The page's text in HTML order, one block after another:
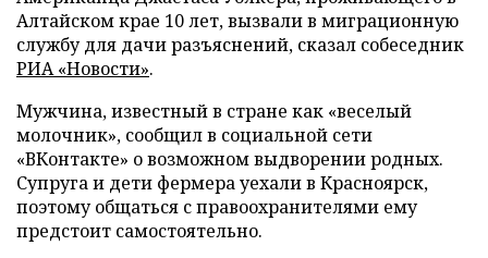
Алтайском крае 10 лет, вызвали в миграционную
службу для дачи разъяснений, сказал собеседник
РИА «Новости».
Мужчина, известный в стране как «веселый
молочник», сообщил в социальной сети
«ВКонтакте» о возможном выдворении родных.
Супруга и дети фермера уехали в Красноярск,
поэтому общаться с правоохранителями ему
предстоит самостоятельно.